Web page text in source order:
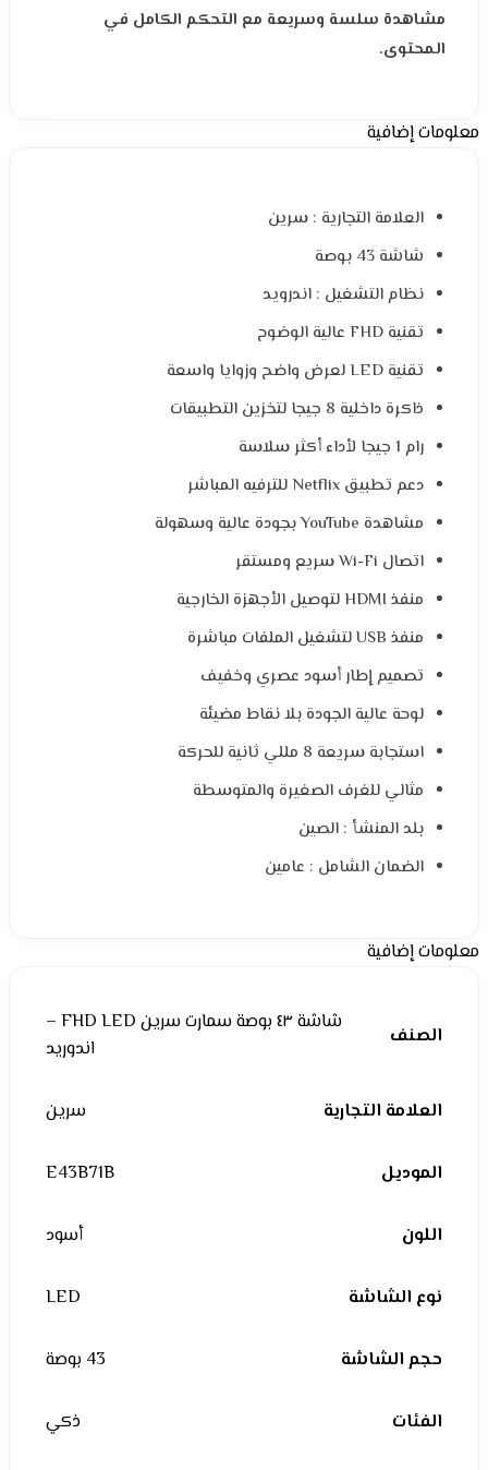
مشاهدة سلسة وسريعة مع التحكم الكامل في
المحتوى.
معلومات إضافية
العلامة التجارية : سرين
شاشة 43 بوصة
نظام التشغيل : اندرويد
تقنية FHD عالية الوضوح
تقنية LED لعرض واضح وزوايا واسعة
ذاكرة داخلية 8 جيجا لتخزين التطبيقات
رام 1 جيجا لأداء أكثر سلاسة
دعم تطبيق Netflix للترفيه المباشر
مشاهدة YouTube بجودة عالية وسهولة
اتصال Wi-Fi سريع ومستقر
منفذ HDMI لتوصيل الأجهزة الخارجية
منفذ USB لتشغيل الملفات مباشرة
تصميم إطار أسود عصري وخفيف
لوحة عالية الجودة بلا نقاط مضيئة
استجابة سريعة 8 مللي ثانية للحركة
مثالي للغرف الصغيرة والمتوسطة
بلد المنشأ : الصين
الضمان الشامل : عامين
معلومات إضافية
الصنف
شاشة ٤٣ بوصة سمارت سرين FHD LED –
اندوريد
العلامة التجارية سرين
الموديل E43B71B
اللون أسود
نوع الشاشة LED
حجم الشاشة 43 بوصة
الفئات ذكي